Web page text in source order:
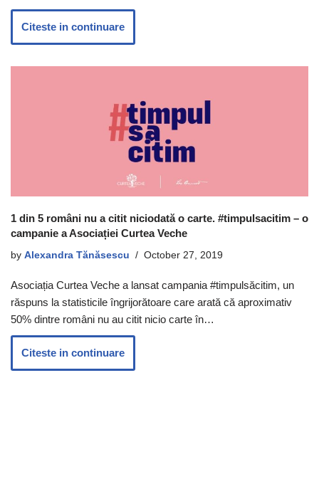
Citeste in continuare
1 din 5 români nu a citit niciodată o carte. #timpulsacitim – o
campanie a Asociației Curtea Veche
by Alexandra Tănăsescu October 27, 2019
Asociația Curtea Veche a lansat campania #timpulsăcitim, un
răspuns la statisticile îngrijorătoare care arată că aproximativ
50% dintre români nu au citit nicio carte în…
Citeste in continuare